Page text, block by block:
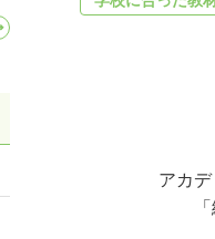
アカ